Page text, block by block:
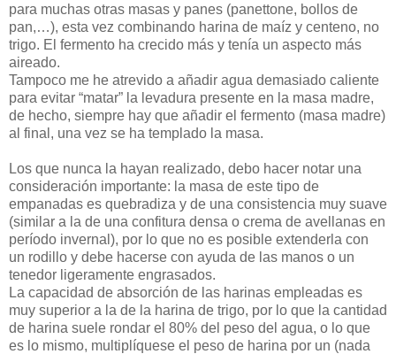
para muchas otras masas y panes (panettone, bollos de
pan,…), esta vez combinando harina de maíz y centeno, no
trigo. El fermento ha crecido más y tenía un aspecto más
aireado.
Tampoco me he atrevido a añadir agua demasiado caliente
para evitar “matar” la levadura presente en la masa madre,
de hecho, siempre hay que añadir el fermento (masa madre)
al final, una vez se ha templado la masa.
Los que nunca la hayan realizado, debo hacer notar una
consideración importante: la masa de este tipo de
empanadas es quebradiza y de una consistencia muy suave
(similar a la de una confitura densa o crema de avellanas en
período invernal), por lo que no es posible extenderla con
un rodillo y debe hacerse con ayuda de las manos o un
tenedor ligeramente engrasados.
La capacidad de absorción de las harinas empleadas es
muy superior a la de la harina de trigo, por lo que la cantidad
de harina suele rondar el 80% del peso del agua, o lo que
es lo mismo, multiplíquese el peso de harina por un (nada